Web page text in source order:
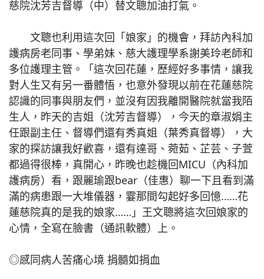
慈院沈芳吉督導（中）替文聰加油打氣。
文聰也利用這次回「娘家」的機會，拜訪內科加
護病房老同事、學弟妹、慈大護理學系謝美玲老師和
多位護理主管。「這次回花蓮，歷經好多事情，讓我
對人生又有另一番體悟，也意外發現以前在花蓮慈院
認識的同事與朋友們，並沒有因我離開醫院就當我陌
生人，昨天的吉姐（沈芳吉督導），今天的章淑娟主
任跟副主任、督導們還有秀真姐（葉秀真督導），大
家的探訪讓我好歡喜，還有達哥、菀茹、芷芸、子萱
都過得很棒，真開心，昨晚也趁機回MICU（內科加
護病房）看，跟麗瑜跟bear（佳惠）聊一下且看到滿
滿的病患跟一大堆儀器，霎那間勾起好多回憶……花
蓮慈院真的是我的娘家……」王文聰將這次回娘家的
心情，全寫在臉書（通訊軟體）上。
◎感同病人苦痛心境 捐髓如捐血